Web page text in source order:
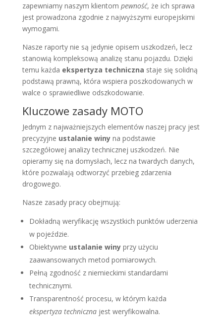
zapewniamy naszym klientom pewność, że ich sprawa
jest prowadzona zgodnie z najwyższymi europejskimi
wymogami.
Nasze raporty nie są jedynie opisem uszkodzeń, lecz
stanowią kompleksową analizę stanu pojazdu. Dzięki
temu każda ekspertyza techniczna staje się solidną
podstawą prawną, która wspiera poszkodowanych w
walce o sprawiedliwe odszkodowanie.
Kluczowe zasady MOTO
Jednym z najważniejszych elementów naszej pracy jest
precyzyjne ustalanie winyna podstawie
szczegółowej analizy technicznej uszkodzeń. Nie
opieramy się na domysłach, lecz na twardych danych,
które pozwalają odtworzyć przebieg zdarzenia
drogowego.
Nasze zasady pracy obejmują:
Dokładną weryfikację wszystkich punktów uderzenia
w pojeździe.
Obiektywne ustalanie winyprzy użyciu
zaawansowanych metod pomiarowych.
Pełną zgodność z niemieckimi standardami
technicznymi.
Transparentność procesu, w którym każda
ekspertyza technicznajest weryfikowalna.